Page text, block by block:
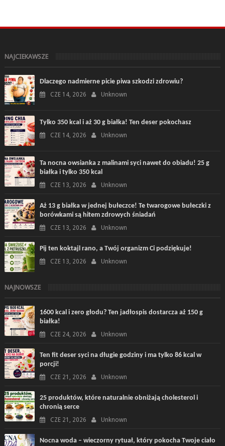
NAJCIEKAWSZE
Dlaczego nadmierne picie piwa szkodzi zdrowiu?
CZE 14, 2026 Unknown
Tylko 350 kcal i aż 30 g białka! Ten deser pokochasz
CZE 14, 2026 Unknown
Ta nocna owsianka z malinami syci nawet do obiadu! 25 g
białka i tylko 350 kcal
CZE 13, 2026 Unknown
Aż 13 g białka w jednej bułeczce! Te twarogowe bułeczki z
borówkami są hitem zdrowych śniadań
CZE 13, 2026 Unknown
Pij ten koktajl rano, a Twój organizm Ci podziękuje!
CZE 13, 2026 Unknown
NAJNOWSZE
1600 kcal i zero głodu? Ten jadłospis dostarcza aż 150 g
białka!
CZE 24, 2026 Unknown
Ten fit deser syci na długie godziny i ma tylko 86 kcal w
porcji!
CZE 21, 2026 Unknown
25 produktów, które naturalnie obniżają cholesterol i
chronią serce
CZE 21, 2026 Unknown
Nocna woda – wieczorny rytuał, który pokocha Twoje ciało